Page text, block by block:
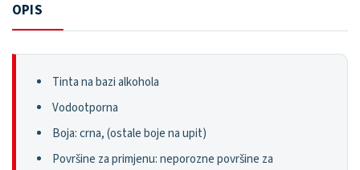
OPIS
Tinta na bazi alkohola
Vodootporna
Boja: crna, (ostale boje na upit)
Površine za primjenu: neporozne površine za